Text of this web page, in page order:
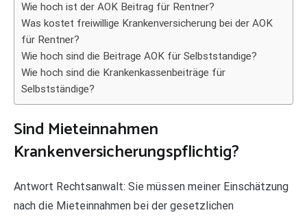
Wie hoch ist der AOK Beitrag für Rentner?
Was kostet freiwillige Krankenversicherung bei der AOK
für Rentner?
Wie hoch sind die Beitrage AOK für Selbststandige?
Wie hoch sind die Krankenkassenbeiträge für
Selbstständige?
Sind Mieteinnahmen
Krankenversicherungspflichtig?
Antwort Rechtsanwalt: Sie müssen meiner Einschätzung
nach die Mieteinnahmen bei der gesetzlichen